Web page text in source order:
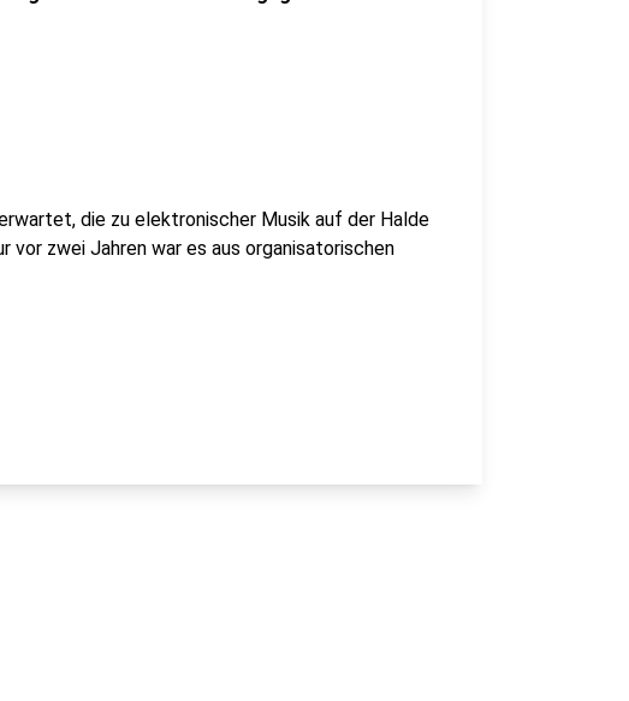
die zu elektronischer Musik auf der Halde
vor zwei Jahren war es aus organisatorischen